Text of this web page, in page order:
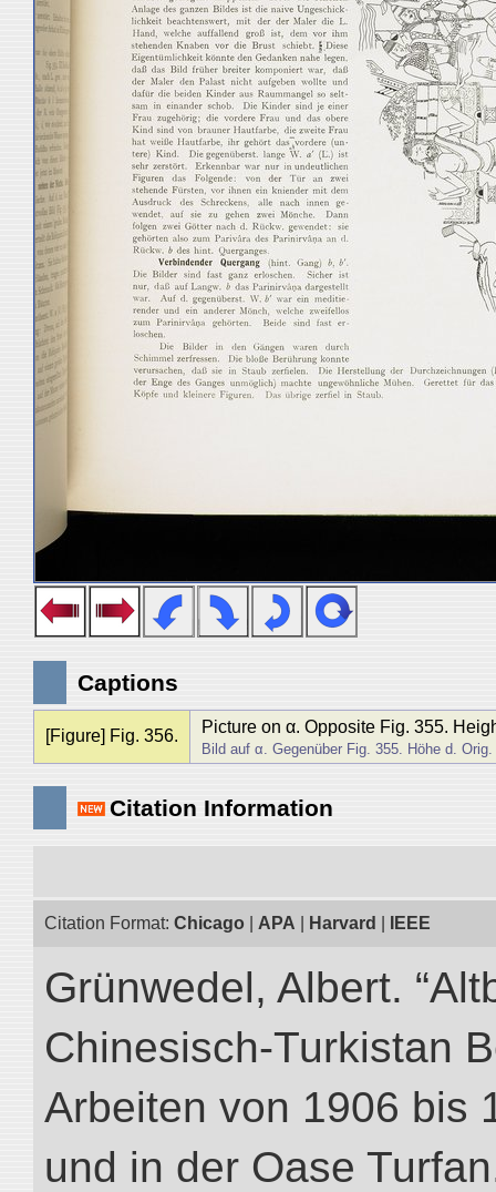
Captions
[Figure] Fig. 356. Picture on α. Opposite Fig. 355.
Bild auf α. Gegenüber Fig. 355. Höhe d.
Citation Information
Citation Format: Chicago APA Harvard IEEE
Grünwedel, Albert.
Chinesisch-Turkistan
Arbeiten von 1906 bis
und in der Oase